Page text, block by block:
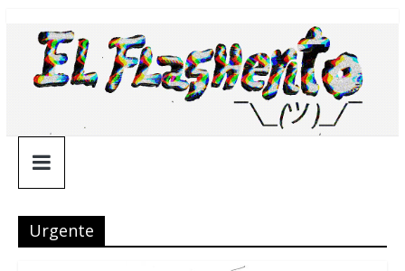
contenido
¯\_(ツ)_/
¯
Urgente